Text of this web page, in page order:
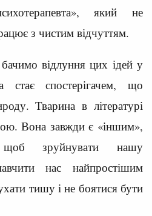
який не
з чистим відчуттям.
відлуння цих ідей у
стає спостерігачем, що
Тварина в літературі
Вона завжди є «іншим»,
зруйнувати нашу
нас найпростішим
тишу і не боятися бути